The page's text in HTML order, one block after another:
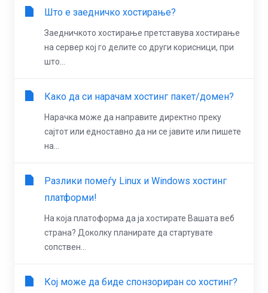
Што е заедничко хостирање?
Заедничкото хостирање претставува хостирање
на сервер кој го делите со други корисници, при
што...
Како да си нарачам хостинг пакет/домен?
Нарачка може да направите директно преку
сајтот или едноставно да ни се јавите или пишете
на...
Разлики помеѓу Linux и Windows хостинг
платформи!
На која платоформа да ја хостирате Вашата веб
страна? Доколку планирате да стартувате
сопствен...
Кој може да биде спонзориран со хостинг?